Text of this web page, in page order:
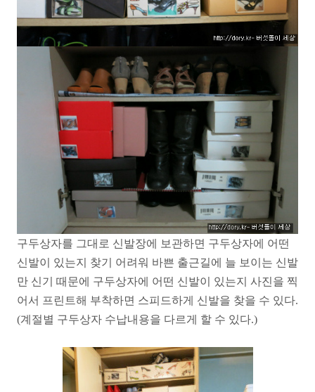
구두상자를 그대로 신발장에 보관하면 구두상자에 어떤
신발이 있는지 찾기 어려워 바쁜 출근길에 늘 보이는 신발
만 신기 때문에 구두상자에 어떤 신발이 있는지 사진을 찍
어서 프린트해 부착하면 스피드하게 신발을 찾을 수 있다.
(계절별 구두상자 수납내용을 다르게 할 수 있다.)